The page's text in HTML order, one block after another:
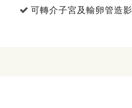
可轉介子宮及輸卵管造影